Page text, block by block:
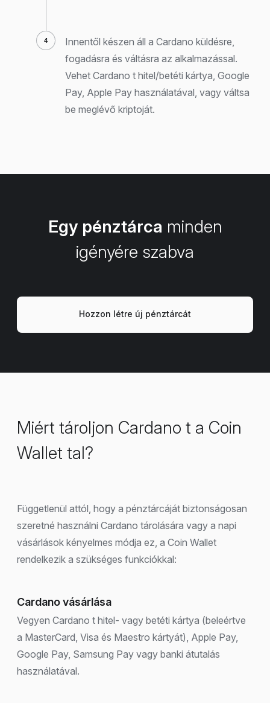
Innentől készen áll a Cardano küldésre,
fogadásra és váltásra az alkalmazással.
Vehet Cardano t hitel/betéti kártya, Google
Pay, Apple Pay használatával, vagy váltsa
be meglévő kriptoját.
Egy pénztárca minden
igényére szabva
Hozzon létre új pénztárcát
Miért tároljon Cardano t a Coin
Wallet tal?
Függetlenül attól, hogy a pénztárcáját biztonságosan
szeretné használni Cardano tárolására vagy a napi
vásárlások kényelmes módja ez, a Coin Wallet
rendelkezik a szükséges funkciókkal:
Cardano vásárlása
Vegyen Cardano t hitel- vagy betéti kártya (beleértve
a MasterCard, Visa és Maestro kártyát), Apple Pay,
Google Pay, Samsung Pay vagy banki átutalás
használatával.